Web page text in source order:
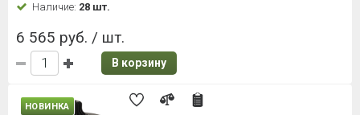
Наличие: 28 шт.
6 565 руб. / шт.
В корзину
НОВИНКА